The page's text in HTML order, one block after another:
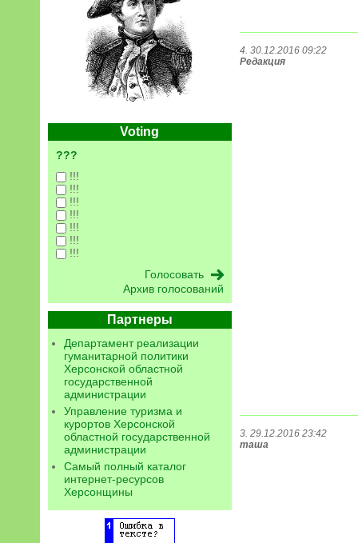
Voting
???
!!!
!!!
!!!
!!!
!!!
!!!
!!!
Архив голосований
Партнеры
Департамент реализации
гуманитарной политики
Херсонской областной
государственной
администрации
Управление туризма и
курортов Херсонской
областной государственной
администрации
Самый полный каталог
интернет-ресурсов
Херсонщины
4. 30.12.2016 09:22
Редакция
3. 29.12.2016 23:42
таша